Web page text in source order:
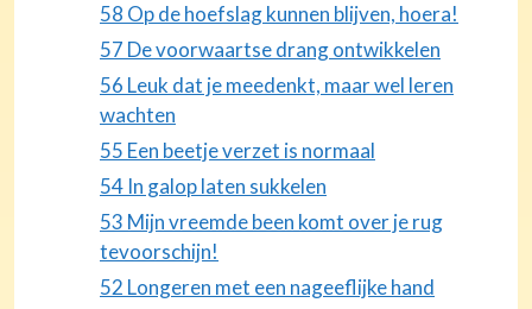
58 Op de hoefslag kunnen blijven, hoera!
57 De voorwaartse drang ontwikkelen
56 Leuk dat je meedenkt, maar wel leren
wachten
55 Een beetje verzet is normaal
54 In galop laten sukkelen
53 Mijn vreemde been komt over je rug
tevoorschijn!
52 Longeren met een nageeflijke hand